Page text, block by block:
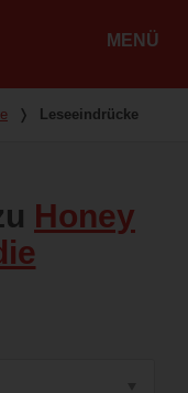
MENÜ
❭ Leseeindrücke
Honey